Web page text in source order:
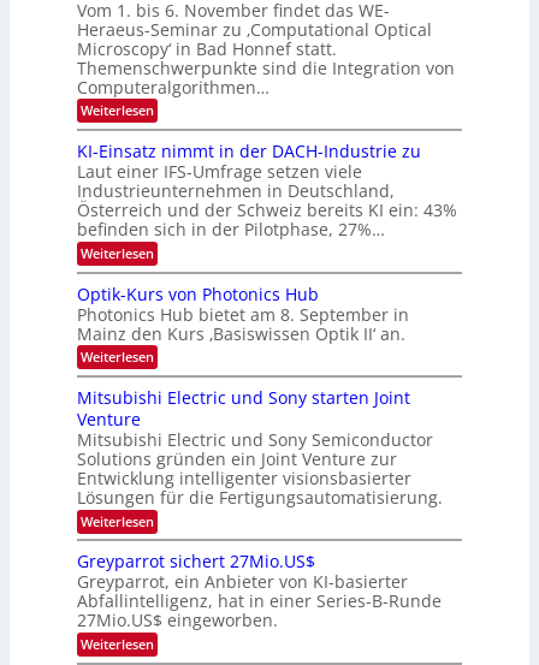
0
2
6
-
u
n
d
B
i
l
d
v
e
r
a
r
b
e
i
n
g
s
-
T
e
n
d
s
t
d
e
n
k
t
s
e
n
s
m
e
l
d
e
t
s
t
a
r
k
e
W
a
c
h
s
u
i
m
e
r
s
t
e
n
H
a
l
b
j
a
Vom 1. bis 6. November findet das WE-
Heraeus-Seminar zu ‚Computational Optical
Microscopy‘ in Bad Honnef statt.
Themenschwerpunkte sind die Integration von
Computeralgorithmen…
Weiterlesen:
8
9
.
W
E
-
H
e
r
a
e
u
s
-
S
e
n
a
r
KI-Einsatz nimmt in der DACH-Industrie zu
Laut einer IFS-Umfrage setzen viele
Industrieunternehmen in Deutschland,
Österreich und der Schweiz bereits KI ein: 43%
befinden sich in der Pilotphase, 27%…
Weiterlesen:
K
-
E
i
n
s
t
n
m
m
t
i
n
d
e
r
D
A
C
H
Optik-Kurs von Photonics Hub
Photonics Hub bietet am 8. September in
Mainz den Kurs ‚Basiswissen Optik II‘ an.
Weiterlesen:
O
p
t
k
-
K
u
r
s
v
o
n
P
h
o
t
o
Mitsubishi Electric und Sony starten Joint
Venture
Mitsubishi Electric und Sony Semiconductor
Solutions gründen ein Joint Venture zur
Entwicklung intelligenter visionsbasierter
Lösungen für die Fertigungsautomatisierung.
Weiterlesen:
M
t
s
u
b
i
s
Greyparrot sichert 27Mio.US$
Greyparrot, ein Anbieter von KI-basierter
Abfallintelligenz, hat in einer Series-B-Runde
27Mio.US$ eingeworben.
Weiterlesen:
G